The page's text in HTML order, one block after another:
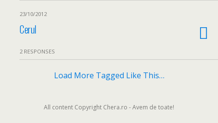
23/10/2012
Cerul
2 RESPONSES
Load More Tagged Like This…
All content Copyright Chera.ro - Avem de toate!